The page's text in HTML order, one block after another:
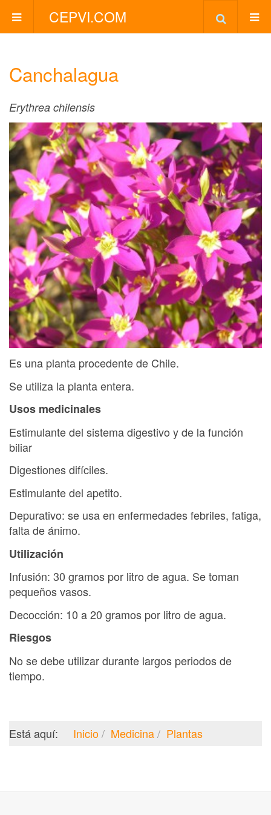
CEPVI.COM
Canchalagua
Erythrea chilensis
Es una planta procedente de Chile.
Se utiliza la planta entera.
Usos medicinales
Estimulante del sistema digestivo y de la función
biliar
Digestiones difíciles.
Estimulante del apetito.
Depurativo: se usa en enfermedades febriles, fatiga,
falta de ánimo.
Utilización
Infusión: 30 gramos por litro de agua. Se toman
pequeños vasos.
Decocción: 10 a 20 gramos por litro de agua.
Riesgos
No se debe utilizar durante largos periodos de
tiempo.
Está aquí: Inicio Medicina Plantas